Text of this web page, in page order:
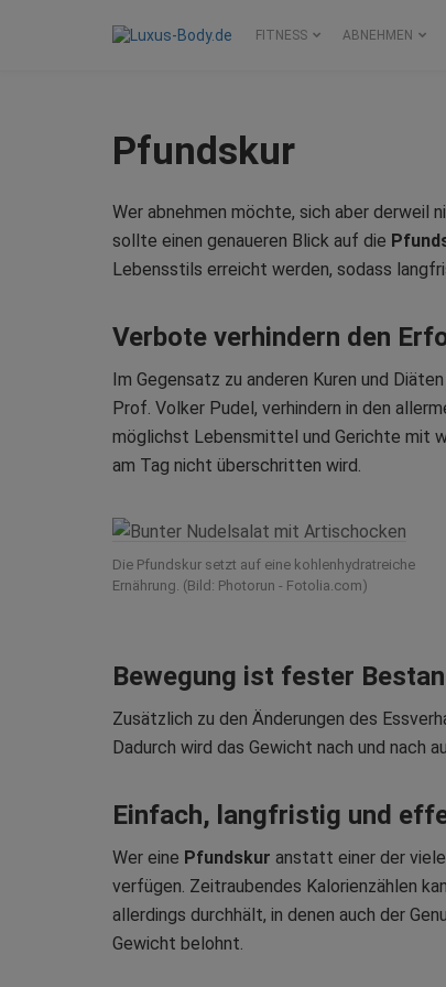
FITNESS ABNEHMEN
Pfundskur
Wer abnehmen möchte, sich aber
sollte einen genaueren Blick auf die
Lebensstils erreicht werden, sodass
Verbote verhindern den
Im Gegensatz zu anderen Kuren und
Prof. Volker Pudel, verhindern in den
möglichst Lebensmittel und Gerichte mit
am Tag nicht überschritten wird.
Die Pfundskur setzt auf eine kohlenhydratreiche
Ernährung. (Bild: Photorun - Fotolia.com)
Bewegung ist fester
Zusätzlich zu den Änderungen des
Dadurch wird das Gewicht nach und nach
Einfach, langfristig und
Wer eine Pfundskur anstatt einer der
verfügen. Zeitraubendes Kalorienzählen
allerdings durchhält, in denen auch der
Gewicht belohnt.